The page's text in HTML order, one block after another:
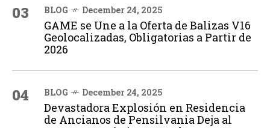
03 BLOG December 24, 2025
GAME se Une a la Oferta de Balizas V16
Geolocalizadas, Obligatorias a Partir de
2026
04 BLOG December 24, 2025
Devastadora Explosión en Residencia
de Ancianos de Pensilvania Deja al